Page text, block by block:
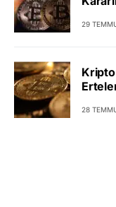
29
28